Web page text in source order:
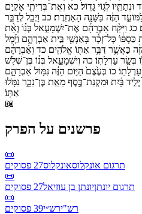
וּנְתַתִּ֖יו לְג֥וֹי גָּדֽוֹל׃ כא וְאֶת־בְּרִיתִ֖י אָקִ֣ים
הַזֶּ֔ה בַּשָּׁנָ֖ה הָאַחֶֽרֶת׃ כב וַיְכַ֖ל לְדַבֵּ֣ר
כג וַיִּקַּ֨ח אַבְרָהָ֜ם אֶת־יִשְׁמָעֵ֣אל בְּנ֗וֹ וְאֵ֨ת
כַּסְפּ֔וֹ כָּל־זָכָ֕ר בְּאַנְשֵׁ֖י בֵּ֣ית אַבְרָהָ֑ם וַיָּ֜מָל
כַּאֲשֶׁ֛ר דִּבֶּ֥ר אִתּ֖וֹ אֱלֹהִֽים׃ כד וְאַ֨בְרָהָ֔ם
בְּשַׂ֥ר עָרְלָתֽוֹ׃ כה וְיִשְׁמָעֵ֣אל בְּנ֔וֹ בֶּן־שְׁלֹ֥שׁ
עָרְלָתֽוֹ׃ כו בְּעֶ֙צֶם֙ הַיּ֣וֹם הַזֶּ֔ה נִמּ֖וֹל אַבְרָהָ֑ם
יְלִ֣יד בָּ֔יִת וּמִקְנַת־כֶּ֖סֶף מֵאֵ֣ת בֶּן־נֵכָ֑ר נִמֹּ֖לוּ
אִתּֽוֹ׃
📖
פרשנים על הפרק
📜
תרגום אונקלוסאונקלוס27 פסוקים
📜
תרגום יונתןיונתן בן עוזיאל27 פסוקים
📜
רש"ירש״י39 פסוקים